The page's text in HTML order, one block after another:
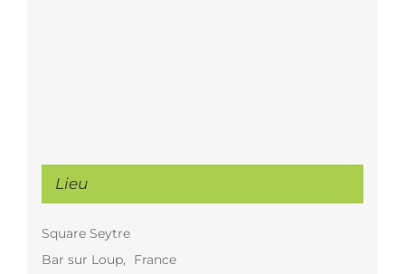
Lieu
Square Seytre
Bar sur Loup,
France